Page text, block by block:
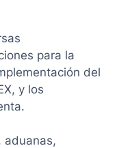
para la
del
y los
aduanas,